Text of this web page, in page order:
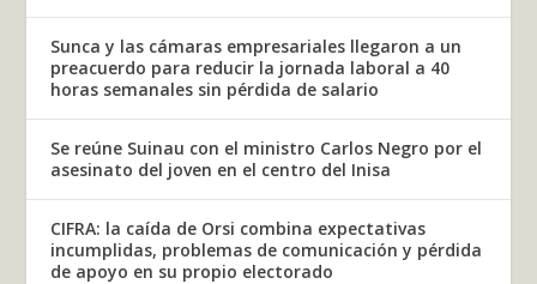
Sunca y las cámaras empresariales llegaron a un
preacuerdo para reducir la jornada laboral a 40
horas semanales sin pérdida de salario
Se reúne Suinau con el ministro Carlos Negro por el
asesinato del joven en el centro del Inisa
CIFRA: la caída de Orsi combina expectativas
incumplidas, problemas de comunicación y pérdida
de apoyo en su propio electorado